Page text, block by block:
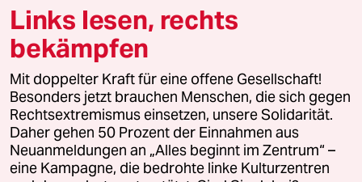
© 2026 taz Verlags und Vertriebs GmbH
Alle Rechte vorbehalten. Bei rechtlichen Fragen oder für Genehmigungen
wenden Sie sich bitte an
lizenzen@taz.de
Feedback Redaktionsstatut Kommune-Richtlinien
Links lesen, rechts
bekämpfen
Mit doppelter Kraft für eine offene Gesellschaft!
Besonders jetzt brauchen Menschen, die sich gegen
Rechtsextremismus einsetzen, unsere Solidarität.
Daher gehen 50 Prozent der Einnahmen aus
Neuanmeldungen an „Alles beginnt im Zentrum“ –
eine Kampagne, die bedrohte linke Kulturzentren